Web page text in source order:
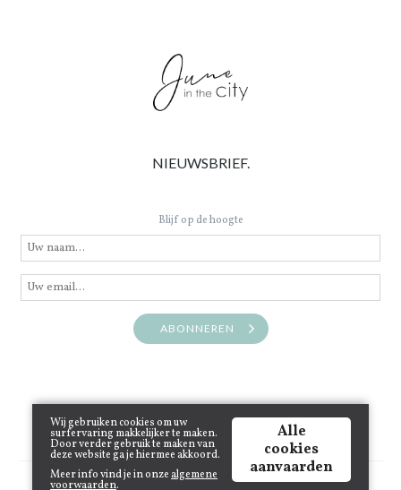
NIEUWSBRIEF.
Blijf op de hoogte
ABONNEREN
Copyright © 2021 www.juneinthecity.be | Powered byTilroy
Wij gebruiken cookies om uw
surfervaring makkelijker te maken.
Door verder gebruik te maken van
deze website ga je hiermee akkoord.
Meer info vind je in onze algemene
voorwaarden.
Alle
cookies
aanvaarden